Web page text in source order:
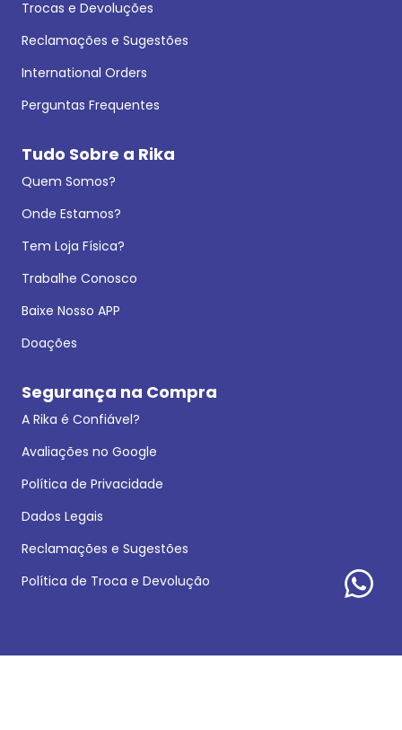
Trocas e Devoluções
Reclamações e Sugestões
International Orders
Perguntas Frequentes
Tudo Sobre a Rika
Quem Somos?
Onde Estamos?
Tem Loja Física?
Trabalhe Conosco
Baixe Nosso APP
Doações
Segurança na Compra
A Rika é Confiável?
Avaliações no Google
Política de Privacidade
Dados Legais
Reclamações e Sugestões
Política de Troca e Devolução
Formas de pagamento